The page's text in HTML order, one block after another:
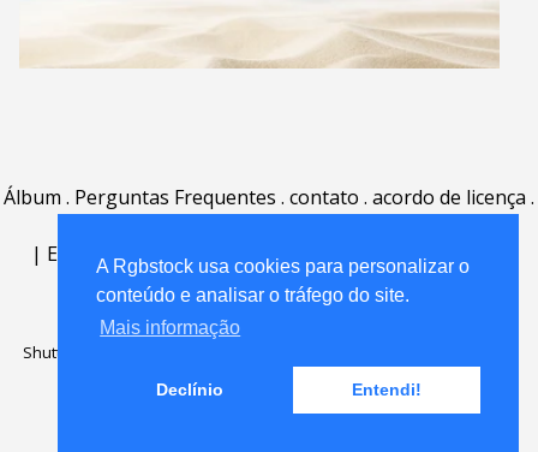
A Rgbstock usa cookies para personalizar o
conteúdo e analisar o tráfego do site.
Mais informação
Declínio Entendi!
Álbum . Perguntas Frequentes . contato . acordo de licença .
termos de uso.sobre.
| English | Deutsch Español Português
Nederlands|
Shutterstock official partner of Rgbstock
Rgbstock